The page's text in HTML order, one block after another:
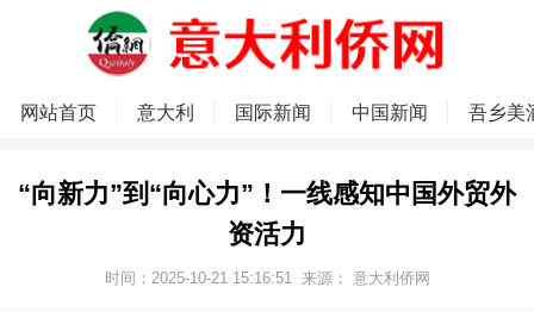
网站首页 意大利 国际新闻 中国新闻 吾乡美
“向新力”到“向心力”！一线感知中国外贸外
资活力
时间：2025-10-21 15:16:51 来源： 意大利侨网